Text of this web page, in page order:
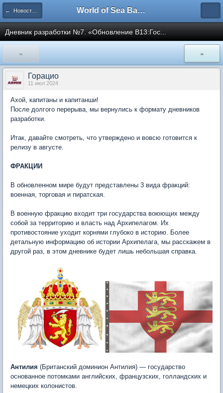
← Новости и объявления World of Sea Battle — Официальный форум игры
Дневник разработки №7. «Обновление В13:Гос...
« »
Горацио
11 июл 2024
Ахой, капитаны и капитанши!
После долгого перерыва, мы вернулись к формату дневников
разработки.
Итак, давайте смотреть, что утверждено и вовсю готовится к
релизу в августе.
ФРАКЦИИ
В обновленном мире будут представлены 3 вида фракций:
военная, торговая и пиратская.
В военную фракцию входит три государства воюющих между
собой за территорию и власть над Архипелагом. Их
противостояние уходит корнями глубоко в историю. Более
детальную информацию об истории Архипелага, мы расскажем в
другой раз, в этом дневнике будет лишь небольшая справка.
Антилия (Британский доминион Антилия) — государство
основанное потомками английских, французских, голландских и
немецких колонистов.